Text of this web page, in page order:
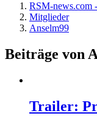
RSM-news.com
Mitglieder
Anselm99
Beiträge von
Trailer: